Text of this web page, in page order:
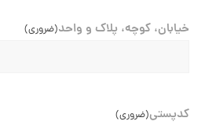
خیابان، کوچه، پلاک و واحد(ضروری)
کدپستی(ضروری)